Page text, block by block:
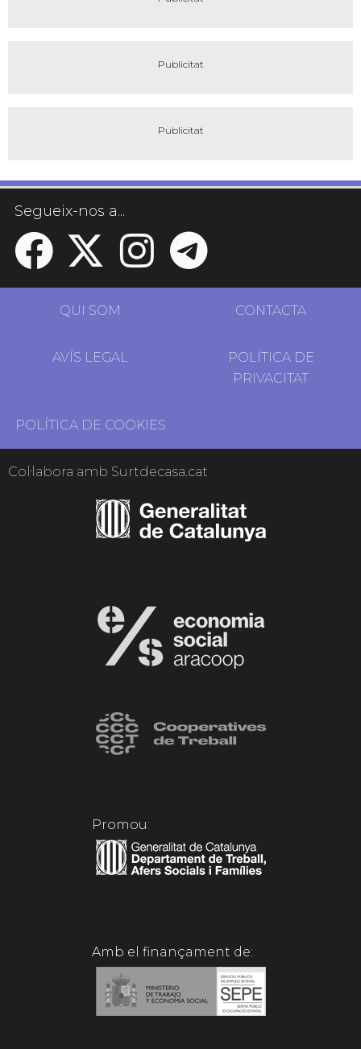
Segueix-nos a...
QUI SOM CONTACTA
AVÍS LEGAL
POLÍTICA DE
PRIVACITAT
POLÍTICA DE COOKIES
Col·labora amb Surtdecasa.cat
Promou:
Amb el finançament de: